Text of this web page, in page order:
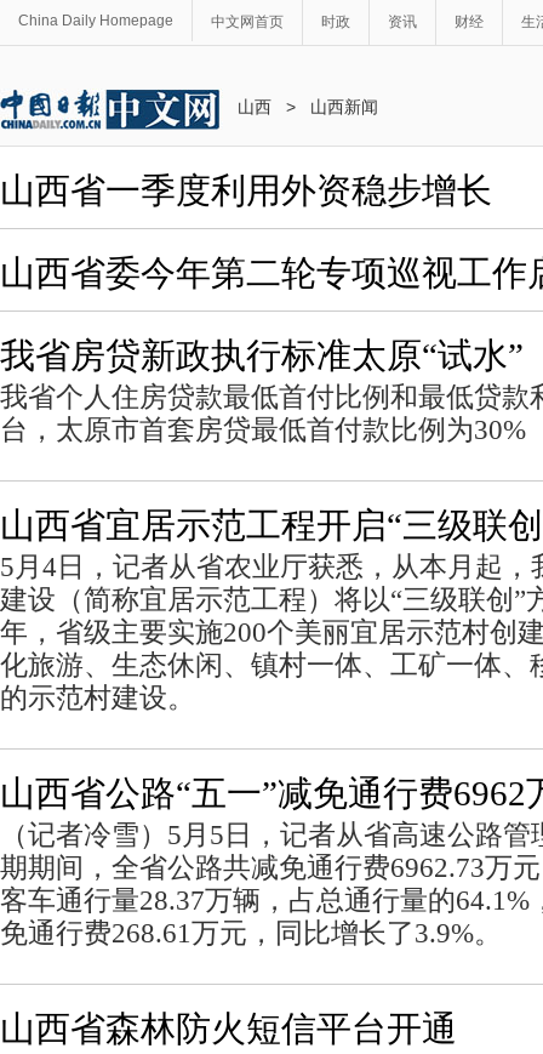
China Daily Homepage 中文网首页 时政 资讯 财经 生
山西 > 山西新闻
山西省一季度利用外资稳步增长
山西省委今年第二轮专项巡视工作
我省房贷新政执行标准太原“试水”
我省个人住房贷款最低首付比例和最低贷款
台，太原市首套房贷最低首付款比例为30%
山西省宜居示范工程开启“三级联
5月4日，记者从省农业厅获悉，从本月起，
建设（简称宜居示范工程）将以“三级联创”
年，省级主要实施200个美丽宜居示范村创
化旅游、生态休闲、镇村一体、工矿一体、
的示范村建设。
山西省公路“五一”减免通行费6962
（记者冷雪）5月5日，记者从省高速公路管
期期间，全省公路共减免通行费6962.73万
客车通行量28.37万辆，占总通行量的64.1%
免通行费268.61万元，同比增长了3.9%。
山西省森林防火短信平台开通